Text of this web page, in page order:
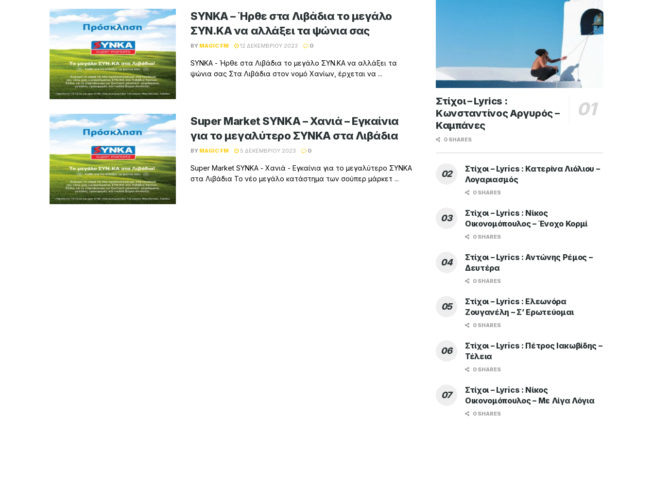
SYNKA – Ήρθε στα Λιβάδια τo μεγάλο
ΣYN.KA να αλλάξει τα ψώνια σας
BY MAGIC FM 12 ΔΕΚΕΜΒΡΊΟΥ 2023 0
SYNKA - Ήρθε στα Λιβάδια τo μεγάλο ΣYN.KA να αλλάξει τα
ψώνια σας Στα Λιβάδια στον νομό Χανίων, έρχεται να ...
Super Market SYNKA – Χανιά – Εγκαίνια
για το μεγαλύτερο ΣΥΝΚΑ στα Λιβάδια
BY MAGIC FM 5 ΔΕΚΕΜΒΡΊΟΥ 2023 0
Super Market SYNKA - Χανιά - Εγκαίνια για το μεγαλύτερο ΣΥΝΚΑ
στα Λιβάδια Το νέο μεγάλο κατάστημα των σούπερ μάρκετ ...
Στίχοι – Lyrics :
Κωνσταντίνος Αργυρός –
Καμπάνες
0 SHARES
Στίχοι – Lyrics : Κατερίνα Λιόλιου –
Λογαριασμός
0 SHARES
Στίχοι – Lyrics : Νίκος
Οικονομόπουλος – Ένοχο Κορμί
0 SHARES
Στίχοι – Lyrics : Αντώνης Ρέμος –
Δευτέρα
0 SHARES
Στίχοι – Lyrics : Ελεωνόρα
Ζουγανέλη – Σ’ Ερωτεύομαι
0 SHARES
Στίχοι – Lyrics : Πέτρος Ιακωβίδης –
Τέλεια
0 SHARES
Στίχοι – Lyrics : Νίκος
Οικονομόπουλος – Με Λίγα Λόγια
0 SHARES